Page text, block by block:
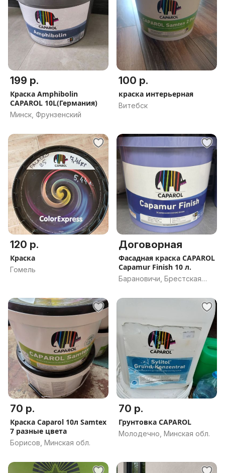
199 р.
Краска Amphibolin
CAPAROL 10L(Германия)
Минск, Фрунзенский
100 р.
краска интерьерная
Витебск
120 р.
Краска
Гомель
Договорная
Фасадная краска CAPAROL
Capamur Finish 10 л.
Барановичи, Брестская
70 р.
Краска Caparol 10л Samtex
7 разные цвета
Борисов, Минская обл.
70 р.
Грунтовка CAPAROL
Молодечно, Минская обл.